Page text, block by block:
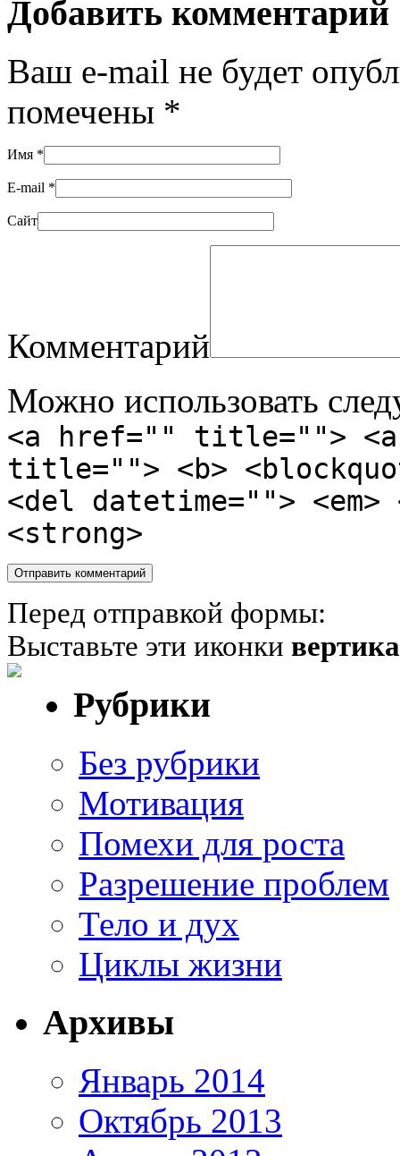
Добавить комментарий
Ваш e-mail не будет
помечены *
Имя *
E-mail *
Сайт
Комментарий
Можно использовать
<a href="" title="">
title=""> <b>
<del datetime="">
<strong>
Перед отправкой формы:
Выставьте эти иконки
Рубрики
Без рубрики
Мотивация
Помехи для роста
Разрешение проблем
Тело и дух
Циклы жизни
Архивы
Январь 2014
Октябрь 2013